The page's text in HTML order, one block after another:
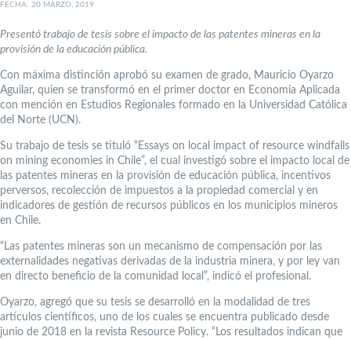
FECHA: 20 MARZO, 2019
Presentó trabajo de tesis sobre el impacto de las patentes mineras en la
provisión de la educación pública.
Con máxima distinción aprobó su examen de grado, Mauricio Oyarzo
Aguilar, quien se transformó en el primer doctor en Economía Aplicada
con mención en Estudios Regionales formado en la Universidad Católica
del Norte (UCN).
Su trabajo de tesis se tituló “Essays on local impact of resource windfalls
on mining economies in Chile”, el cual investigó sobre el impacto local de
las patentes mineras en la provisión de educación pública, incentivos
perversos, recolección de impuestos a la propiedad comercial y en
indicadores de gestión de recursos públicos en los municipios mineros
en Chile.
“Las patentes mineras son un mecanismo de compensación por las
externalidades negativas derivadas de la industria minera, y por ley van
en directo beneficio de la comunidad local”, indicó el profesional.
Oyarzo, agregó que su tesis se desarrolló en la modalidad de tres
artículos científicos, uno de los cuales se encuentra publicado desde
junio de 2018 en la revista Resource Policy. “Los resultados indican que